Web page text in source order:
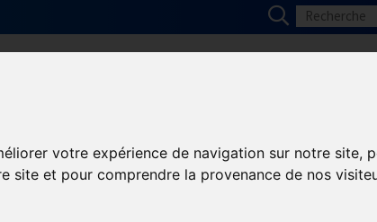
votre expérience de navigation sur notre site,
site et pour comprendre la provenance de nos